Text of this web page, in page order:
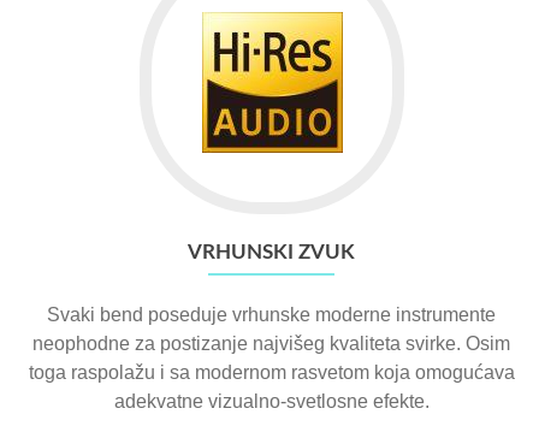
VRHUNSKI ZVUK
Svaki bend poseduje vrhunske moderne instrumente
neophodne za postizanje najvišeg kvaliteta svirke. Osim
toga raspolažu i sa modernom rasvetom koja omogućava
adekvatne vizualno-svetlosne efekte.